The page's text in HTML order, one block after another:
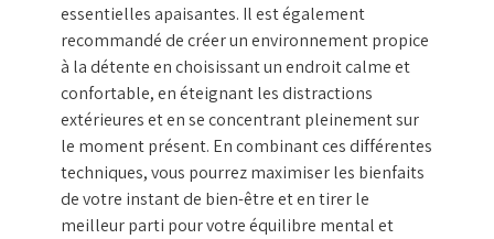
essentielles apaisantes. Il est également
recommandé de créer un environnement propice
à la détente en choisissant un endroit calme et
confortable, en éteignant les distractions
extérieures et en se concentrant pleinement sur
le moment présent. En combinant ces différentes
techniques, vous pourrez maximiser les bienfaits
de votre instant de bien-être et en tirer le
meilleur parti pour votre équilibre mental et